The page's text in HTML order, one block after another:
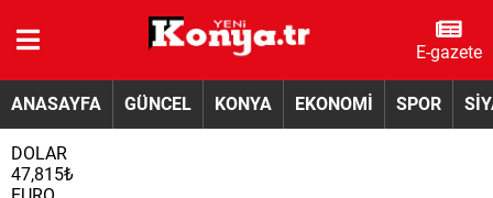
E-gazete
ANASAYFA GÜNCEL KONYA EKONOMİ SPOR
DOLAR
47,815₺